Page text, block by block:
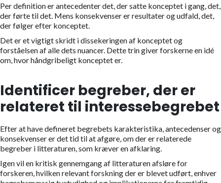
Per definition er antecedenter det, der satte konceptet i gang, det,
der førte til det. Mens konsekvenser er resultater og udfald, det,
der følger efter konceptet.
Det er et vigtigt skridt i dissekeringen af konceptet og
forståelsen af alle dets nuancer. Dette trin giver forskerne en idé
om, hvor håndgribeligt konceptet er.
Identificer begreber, der er
relateret til interessebegrebet
Efter at have defineret begrebets karakteristika, antecedenser og
konsekvenser er det tid til at afgøre, om der er relaterede
begreber i litteraturen, som kræver en afklaring.
Igen vil en kritisk gennemgang af litteraturen afsløre for
forskeren, hvilken relevant forskning der er blevet udført, enhver